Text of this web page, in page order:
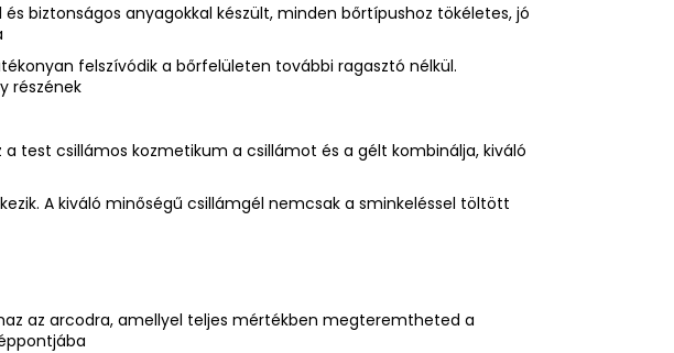
biztonságos anyagokkal készült, minden bőrtípushoz tökéletes, jó
felszívódik a bőrfelületen további ragasztó nélkül.
részének
Ez a test csillámos kozmetikum a csillámot és a gélt kombinálja, kiváló
A kiváló minőségű csillámgél nemcsak a sminkeléssel töltött
az arcodra, amellyel teljes mértékben megteremtheted a